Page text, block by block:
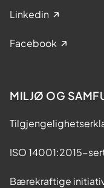
Linkedin
Facebook
MILJØ OG
ISO 14001:2015-
Bærekraftige